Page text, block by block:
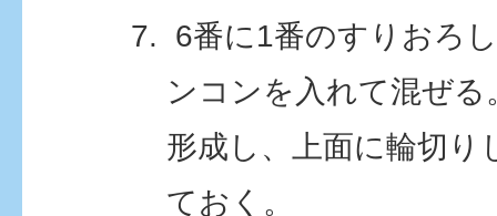
6番に1番のすりおろ
ンコンを入れて混ぜ
形成し、上面に輪切り
ておく。